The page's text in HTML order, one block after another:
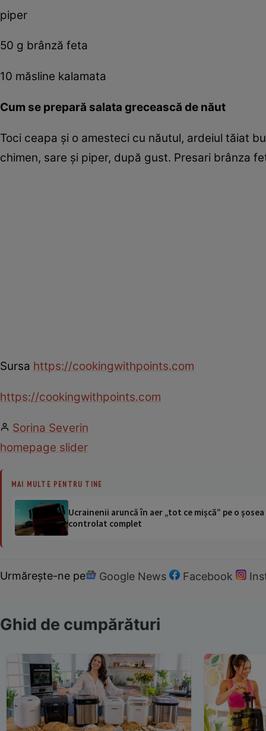
piper
50 g brânză feta
10 măsline kalamata
Cum se prepară salata grecească de năut
Toci ceapa şi o amesteci cu năutul, ardeiul tăiat
chimen, sare şi piper, după gust. Presari brânza
Sursa https://cookingwithpoints.com
https://cookingwithpoints.com
Sorina Severin
homepage slider
MAI MULTE PENTRU TINE
Ucrainenii aruncă în aer „tot ce mișcă” pe o
controlat complet
Urmărește-ne pe Google News Facebook
Ghid de cumpărături